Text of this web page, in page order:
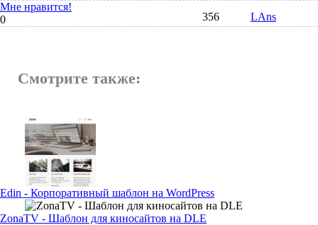
Мне нравится!
0
356 LAns
Смотрите также:
Edin - Корпоративный шаблон на WordPress
ZonaTV - Шаблон для киносайтов на DLE